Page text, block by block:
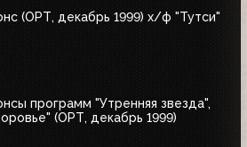
(ОРТ, декабрь 1999) х/ф "Тутси"
программ "Утренняя звезда",
(ОРТ, декабрь 1999)